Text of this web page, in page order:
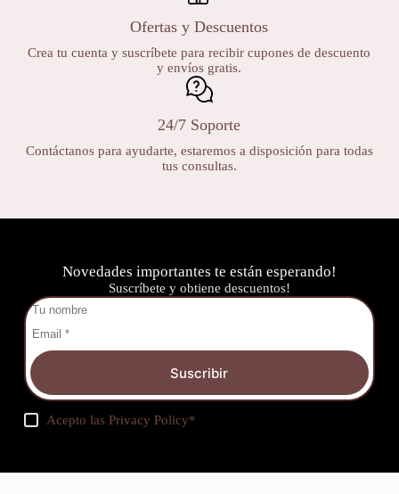
Ofertas y Descuentos
Crea tu cuenta y suscríbete para recibir cupones de descuento
y envíos gratis.
24/7 Soporte
Contáctanos para ayudarte, estaremos a disposición para todas
tus consultas.
Novedades importantes te están esperando!
Suscríbete y obtiene descuentos!
Suscribir
Acepto lasPrivacy Policy*